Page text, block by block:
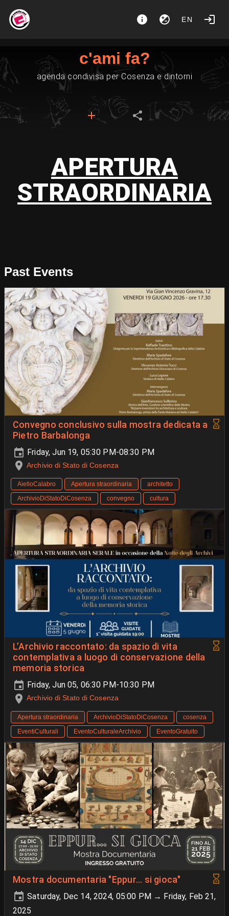
EN
c'ami fa?
agenda condivisa per Cosenza e dintorni
APERTURA
STRAORDINARIA
Past Events
Convegno conclusivo sulla mostra dedicata a
Pietro Barbalonga
Friday, Jun 19, 05:30 PM-08:30 PM
Archivio di Stato di Cosenza
AielloCalabro Apertura straordinaria
architetto
ArchivioDiStatoDiCosenza
convegno cultura
L’Archivio raccontato: da spazio di vita
contemplativa a luogo di conservazione della
memoria storica
Friday, Jun 05, 06:30 PM-10:30 PM
Archivio di Stato di Cosenza
Apertura straordinaria ArchivioDiStatoDiCosenza
cosenza
EventiCulturali
EventoCulturaleArchivio EventoGratuito
Mostra documentaria "Eppur... si gioca"
Saturday, Dec 14, 2024, 05:00 PM → Friday, Feb 21,
2025